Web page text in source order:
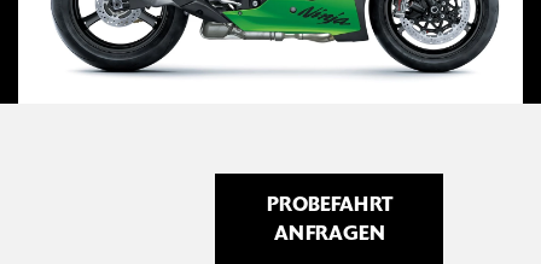
PROBEFAHRT
ANFRAGEN